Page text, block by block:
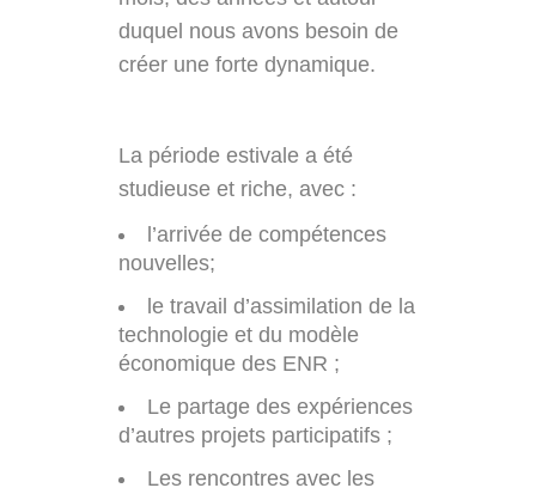
duquel nous avons besoin de
créer une forte dynamique.
La période estivale a été
studieuse et riche, avec :
l’arrivée de compétences
nouvelles;
le travail d’assimilation de la
technologie et du modèle
économique des ENR ;
Le partage des expériences
d’autres projets participatifs ;
Les rencontres avec les